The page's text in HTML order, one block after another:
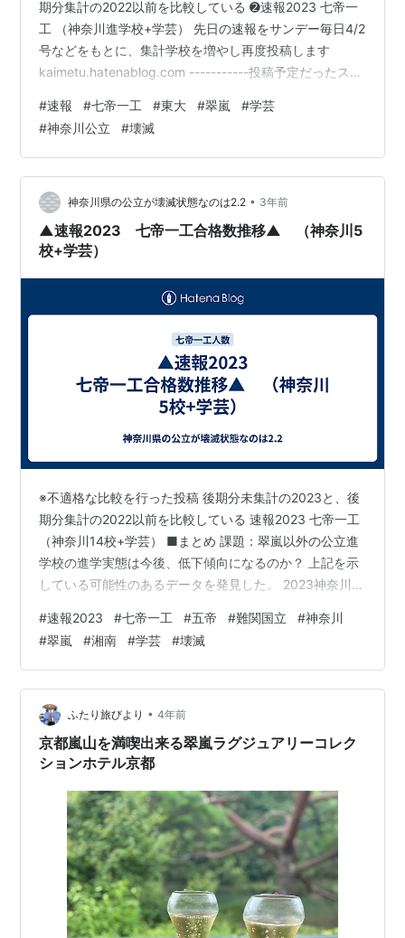
期分集計の2022以前を比較している ➋速報2023 七帝一
工 （神奈川進学校+学芸） 先日の速報をサンデー毎日4/2
号などをもとに、集計学校を増やし再度投稿します
kaimetu.hatenablog.com -----------投稿予定だったスレ
横浜翠嵐高校はどこまで伸びるか、どの塾を選ぶべきか
【7154847】: 問題は (id:X7vISoBQOsM) 投稿日時：
2023年 03月 20日 18:30 この書き込みはどの学校もそれ
ぞれ良い…
#速報 #七帝一工 #東大 #翠嵐 #学芸
#神奈川公立 #壊滅
神奈川県の公立が壊滅状態なのは2.2 • 3年前
▲速報2023 七帝一工合格数推移▲ （神奈川5
校+学芸）
※不適格な比較を行った投稿 後期分未集計の2023と、後
期分集計の2022以前を比較している 速報2023 七帝一工
（神奈川14校+学芸） ■まとめ 課題：翠嵐以外の公立進
学校の進学実態は今後、低下傾向になるのか？ 上記を示
している可能性のあるデータを発見した。 2023神奈川の
合格数が前年比15%減少した。 翠嵐を除く4校では約3割
減少 これは、「他公立高校から翠嵐への優秀層の移動・
集中」を示すデータの恐れがある。 -----------投稿予定
だったスレット----------------------------- スレット
【6708…
#速報2023 #七帝一工 #五帝 #難関国立 #神奈川
#翠嵐 #湘南 #学芸 #壊滅
ふたり旅びより • 4年前
京都嵐山を満喫出来る翠嵐ラグジュアリーコレク
ションホテル京都